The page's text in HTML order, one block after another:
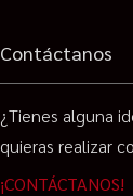
Contáctanos
¿Tienes alguna
quieras realizar
¡CONTÁCTANOS!